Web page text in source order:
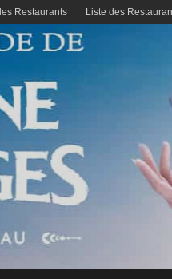
Restaurants Liste des